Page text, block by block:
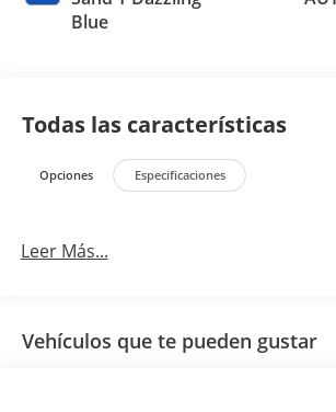
Blue
Todas las características
Opciones Especificaciones
Leer Más...
Vehículos que te pueden gustar